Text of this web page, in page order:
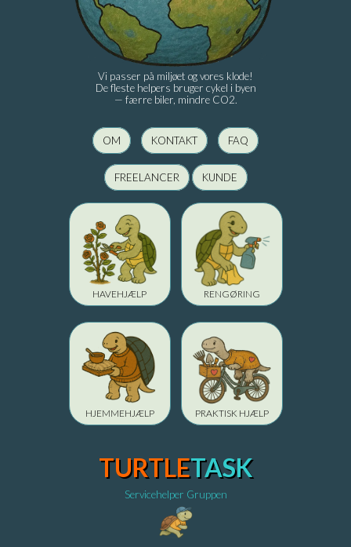
Vi passer på miljøet og vores klode!
De fleste helpers bruger cykel i byen
— færre biler, mindre CO2.
OM KONTAKT FAQ
FREELANCER KUNDE
HAVEHJÆLP RENGØRING
HJEMMEHJÆLP PRAKTISK HJÆLP
TURTLETASK
Servicehelper Gruppen